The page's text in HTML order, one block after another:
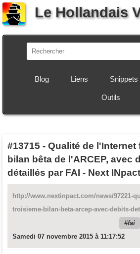
Le Hollandais
Blog Liens Snippets
Outils
#13715 - Qualité de l'Internet
bilan bêta de l'ARCEP, avec
détaillés par FAI - Next INpact
http://www.nextinpact.com/news/97221-
troisieme-bilan-beta-arcep-avec-debits-
fai
Samedi 07 novembre 2015 à 11:17:52